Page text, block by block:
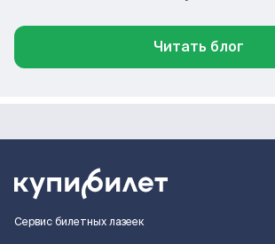
Читать блог
Сервис билетных лазеек